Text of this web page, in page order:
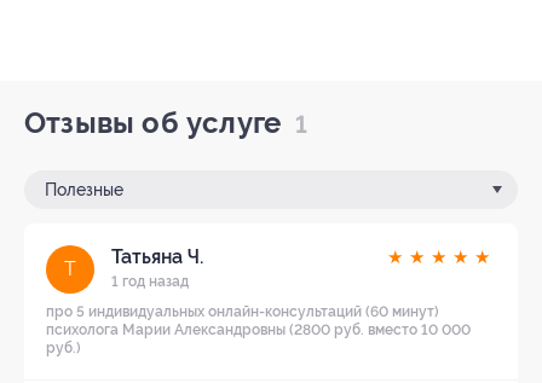
Отзывы об услуге 1
Полезные
Т
Татьяна Ч.
1 год назад
★ ★ ★ ★ ★
про 5 индивидуальных онлайн-консультаций (60 минут)
психолога Марии Александровны (2800 руб. вместо 10 000
руб.)